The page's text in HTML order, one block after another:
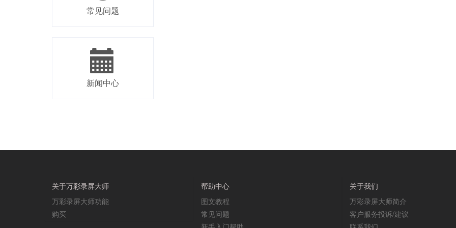
常见问题
新闻中心
关于万彩录屏大师
万彩录屏大师功能
购买
帮助中心
图文教程
常见问题
关于我们
万彩录屏大师简介
客户服务投诉/建议